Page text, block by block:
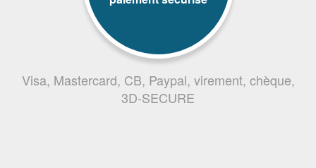
Visa, Mastercard, CB, Paypal, virement, chèque,
3D-SECURE